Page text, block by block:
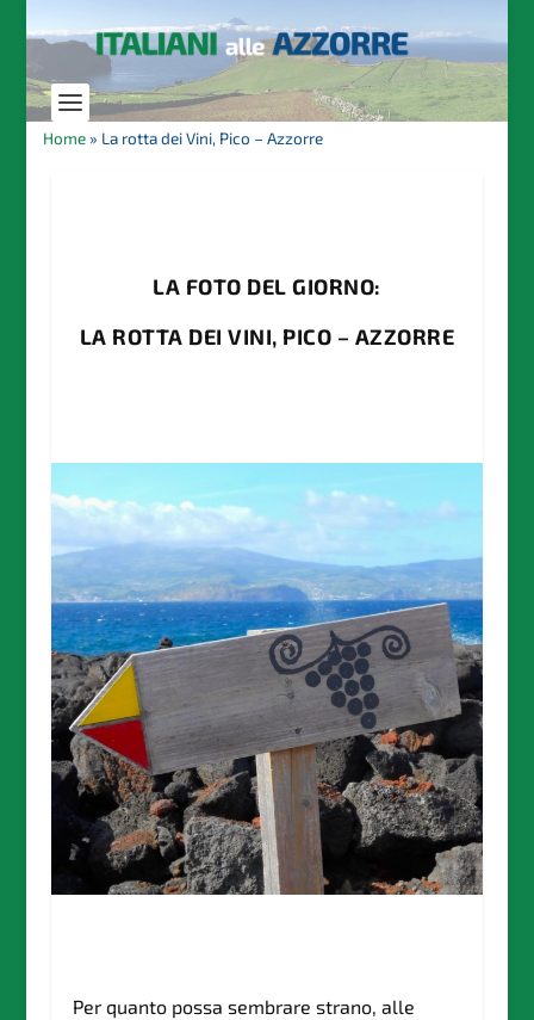
Home » La rotta dei Vini, Pico – Azzorre
LA FOTO DEL GIORNO:
LA ROTTA DEI VINI, PICO – AZZORRE
Per quanto possa sembrare strano, alle